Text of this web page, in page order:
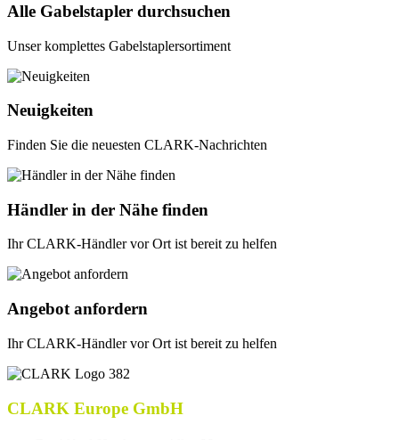
Alle Gabelstapler durchsuchen
Unser komplettes Gabelstaplersortiment
Neuigkeiten
Finden Sie die neuesten CLARK-Nachrichten
Händler in der Nähe finden
Ihr CLARK-Händler vor Ort ist bereit zu helfen
Angebot anfordern
Ihr CLARK-Händler vor Ort ist bereit zu helfen
CLARK Europe GmbH